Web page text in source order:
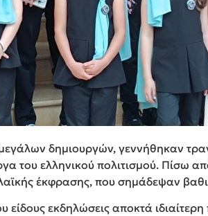
δημιουργών, γεννήθηκαν
του ελληνικού πολιτισμού. Πίσω
έκφρασης, που σημάδεψαν
είδους εκδηλώσεις αποκτά